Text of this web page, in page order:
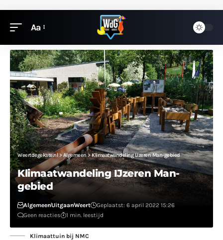
Aa
Weertdegekste.nl> Algemeen>Klimaatwandeling IJzeren Man-gebied
Klimaatwandeling IJzeren Man-
gebied
AlgemeenUitgaanWeert
Geplaatst: 6 april 2022 15:26
Geen reacties
1 min. leestijd
Klimaattuin bij NMC